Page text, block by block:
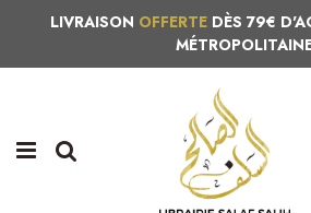
LIVRAISON OFFERTEDÈS 79€